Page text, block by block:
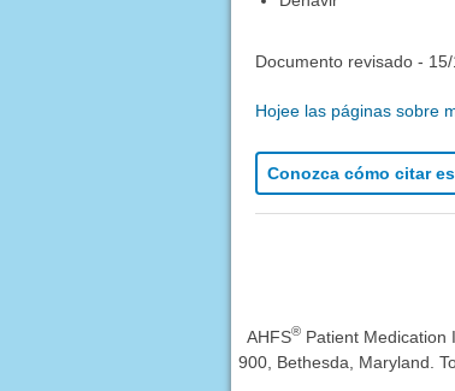
Documento revisado -
Hojee las páginas sobre
Conozca cómo citar
AHFS® Patient
900, Bethesda, Maryland.